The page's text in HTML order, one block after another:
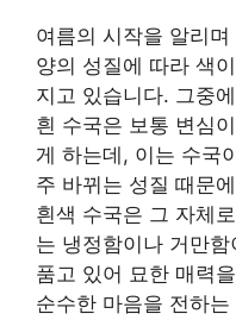
여름의 시작을 알리
양의 성질에 따라 색
지고 있습니다. 그중
흰 수국은 보통 변심
게 하는데, 이는 수국
주 바뀌는 성질 때문
흰색 수국은 그 자체
는 냉정함이나 거만
품고 있어 묘한 매력
순수한 마음을 전하